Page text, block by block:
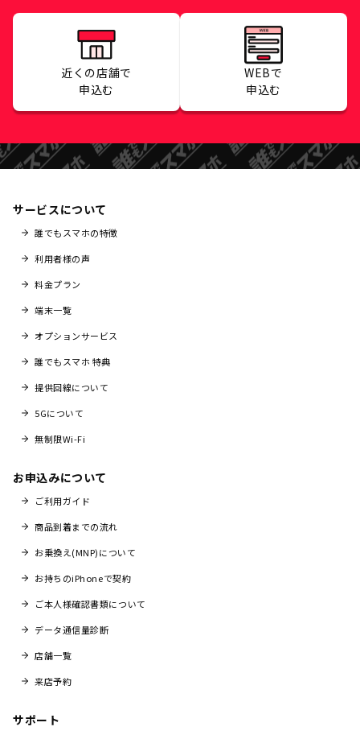
近くの店舗で
申込む
WEBで
申込む
サービスについて
誰でもスマホの特徴
利用者様の声
料金プラン
端末一覧
オプションサービス
誰でもスマホ 特典
提供回線について
5Gについて
無制限Wi-Fi
お申込みについて
ご利用ガイド
商品到着までの流れ
お乗換え(MNP)について
お持ちのiPhoneで契約
ご本人様確認書類について
データ通信量診断
店舗一覧
来店予約
サポート